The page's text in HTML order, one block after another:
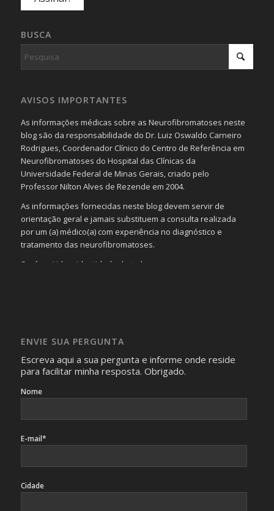
BUSCA
AVISOS IMPORTANTES
As informações médicas sobre as Neurofibromatoses neste
blog são da responsabilidade do Dr. Luiz Oswaldo Carneiro
Rodrigues, Coordenador Clínico do Centro de Referência em
Neurofibromatoses do Hospital das Clínicas da
Universidade Federal de Minas Gerais, criado pelo
Professor Nilton Alves de Rezende em 2004.
As informações fornecidas neste blog devem servir de
orientação geral e jamais substituem a consulta realizada
por um (a) médico(a) com experiência no diagnóstico e
tratamento das neurofibromatoses.
Será omitida a identidade de todas as pessoas que
identificação da pessoa fotografada.
ENVIE SUA PERGUNTA
Escreva aqui a sua pergunta e informe onde reside
para facilitar minha resposta. Obrigado.
Nome
E-mail*
Cidade